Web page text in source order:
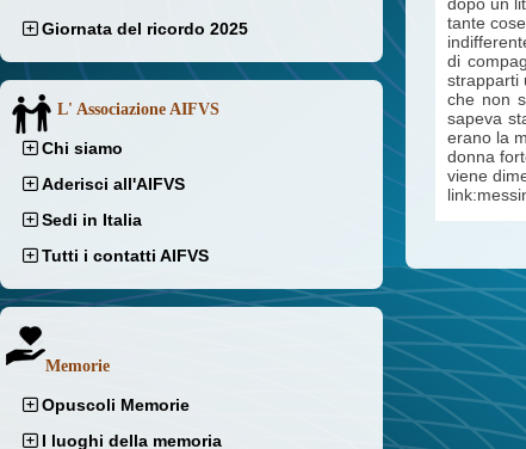
Giornata del ricordo 2025
L' Associazione AIFVS
Chi siamo
Aderisci all'AIFVS
Sedi in Italia
Tutti i contatti AIFVS
Memorie
Opuscoli Memorie
I luoghi della memoria
tante
di
strapparti
che non
sapeva
erano la
donna
viene